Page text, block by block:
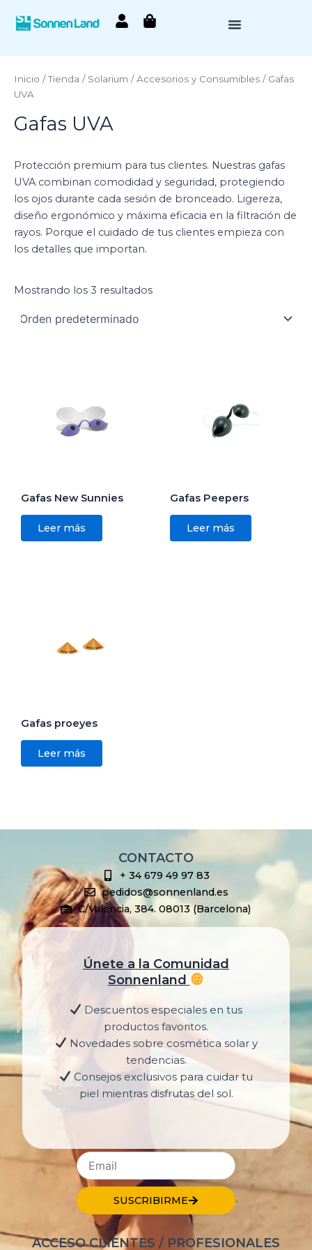
Inicio /Tienda / Solarium /Accesorios y Consumibles / Gafas
UVA
Gafas UVA
Protección premium para tus clientes. Nuestras gafas
UVA combinan comodidad y seguridad, protegiendo
los ojos durante cada sesión de bronceado. Ligereza,
diseño ergonómico y máxima eficacia en la filtración de
rayos. Porque el cuidado de tus clientes empieza con
los detalles que importan.
Mostrando los 3 resultados
Gafas New Sunnies
Leer más
Gafas Peepers
Leer más
Gafas proeyes
Leer más
CONTACTO
+ 34 679 49 97 83
pedidos@sonnenland.es
C/Valencia, 384. 08013 (Barcelona)
Únete a la Comunidad
Sonnenland
Descuentos especiales en tus
productos favoritos.
Novedades sobre cosmética solar y
tendencias.
Consejos exclusivos para cuidar tu
piel mientras disfrutas del sol.
SUSCRIBIRME
ACCESO CLIENTES / PROFESIONALES